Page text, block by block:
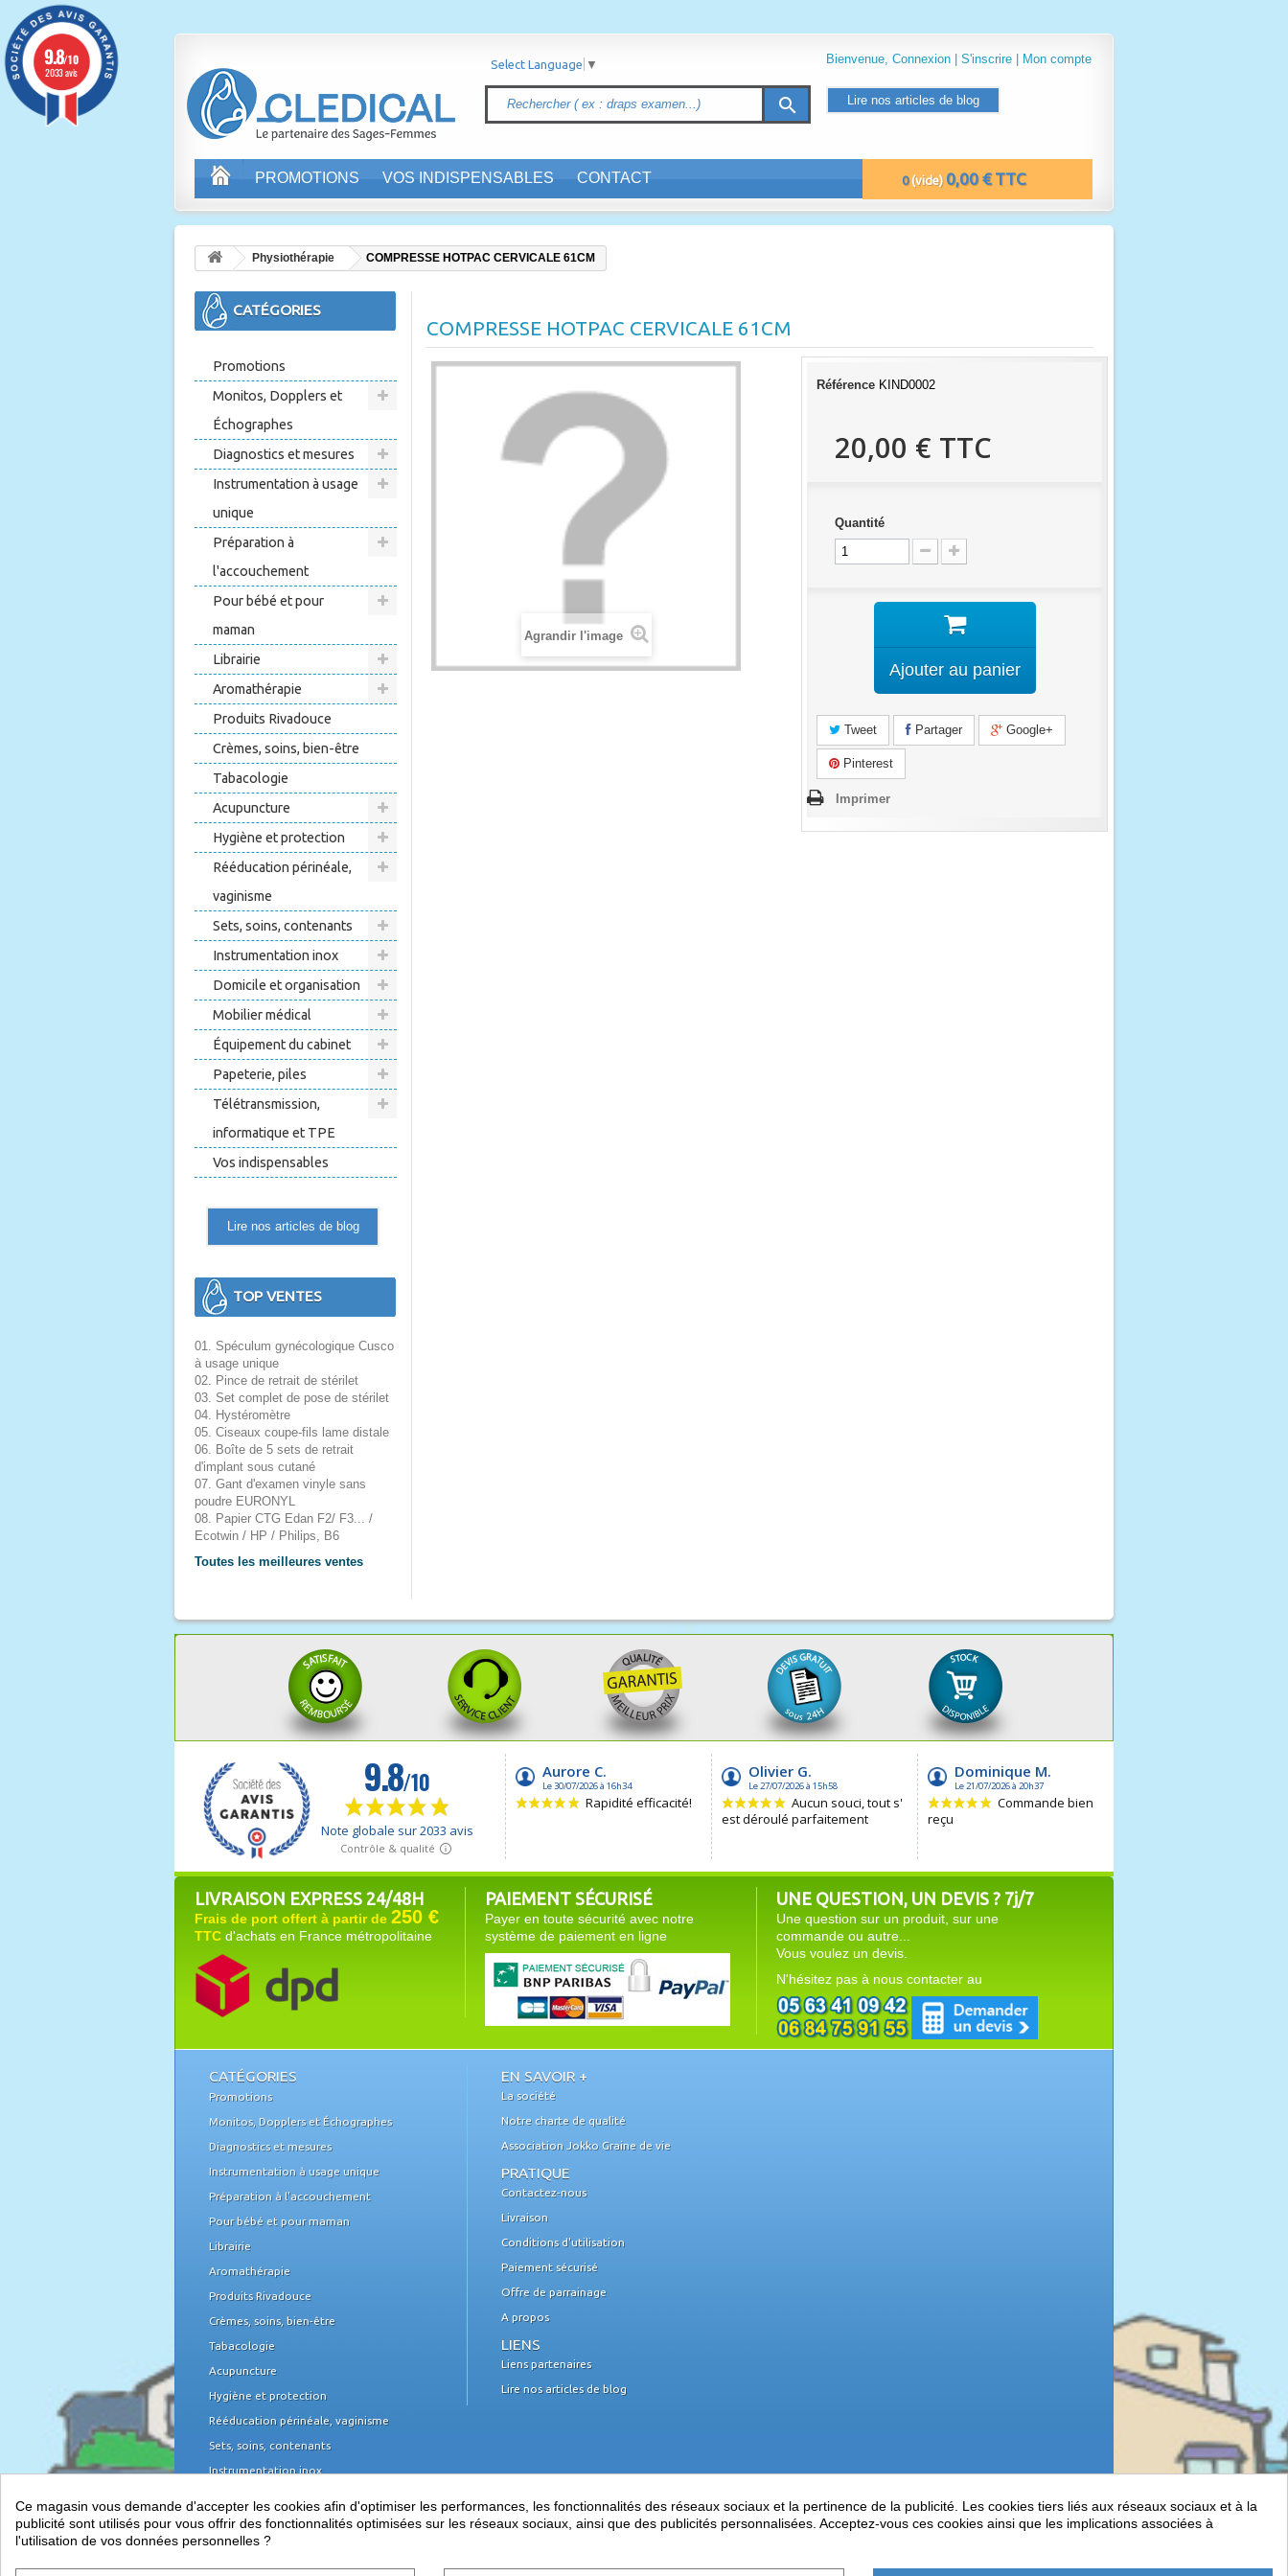
Bienvenue, Connexion | S'inscrire | Mon compte
search
0 (vide) 0,00 € TTC
PROMOTIONS VOS INDISPENSABLES CONTACT
Lire nos articles de blog
Select Language ▼
Physiothérapie COMPRESSE HOTPAC CERVICALE 61CM
CATÉGORIES
Promotions
Monitos, Dopplers et
Échographes
Diagnostics et mesures
Instrumentation à usage
unique
Préparation à
l'accouchement
Pour bébé et pour
maman
Librairie
Aromathérapie
Produits Rivadouce
Crèmes, soins, bien-être
Tabacologie
Acupuncture
Hygiène et protection
Rééducation périnéale,
vaginisme
Sets, soins, contenants
Instrumentation inox
Domicile et organisation
Mobilier médical
Équipement du cabinet
Papeterie, piles
Télétransmission,
informatique et TPE
Vos indispensables
Lire nos articles de blog
TOP VENTES
01. Spéculum gynécologique Cusco
à usage unique
02. Pince de retrait de stérilet
03. Set complet de pose de stérilet
04. Hystéromètre
05. Ciseaux coupe-fils lame distale
06. Boîte de 5 sets de retrait
d'implant sous cutané
07. Gant d'examen vinyle sans
poudre EURONYL
08. Papier CTG Edan F2/ F3... /
Ecotwin / HP / Philips, B6
Toutes les meilleures ventes
COMPRESSE HOTPAC CERVICALE 61CM
Agrandir l'image
Référence KIND0002
20,00 € TTC
Quantité
Ajouter au panier
Tweet Partager Google+
Pinterest
Imprimer
LIVRAISON EXPRESS 24/48H
Frais de port offert à partir de 250 €
TTC d'achats en France métropolitaine
PAIEMENT SÉCURISÉ
Payer en toute sécurité avec notre
système de paiement en ligne
UNE QUESTION, UN DEVIS ? 7j/7
Une question sur un produit, sur une
commande ou autre...
Vous voulez un devis.
N'hésitez pas à nous contacter au
CATÉGORIES
Promotions
Monitos, Dopplers et Échographes
Diagnostics et mesures
Instrumentation à usage unique
Préparation à l'accouchement
Pour bébé et pour maman
Librairie
Aromathérapie
Produits Rivadouce
Crèmes, soins, bien-être
Tabacologie
Acupuncture
Hygiène et protection
Rééducation périnéale, vaginisme
Sets, soins, contenants
Instrumentation inox
Mobilier médical
Équipement du cabinet
Papeterie, piles
EN SAVOIR +
La société
Notre charte de qualité
Association Jokko Graine de vie
PRATIQUE
Contactez-nous
Livraison
Conditions d'utilisation
Paiement sécurisé
Offre de parrainage
A propos
LIENS
Liens partenaires
Lire nos articles de blog
Ce magasin vous demande d'accepter les cookies afin d'optimiser les performances, les fonctionnalités des réseaux sociaux et la pertinence de la publicité. Les cookies tiers liés aux réseaux sociaux et à la
publicité sont utilisés pour vous offrir des fonctionnalités optimisées sur les réseaux sociaux, ainsi que des publicités personnalisées. Acceptez-vous ces cookies ainsi que les implications associées à
l'utilisation de vos données personnelles ?
9.8/10
2033 avis